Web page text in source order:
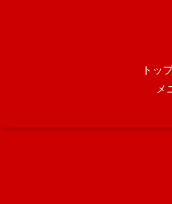
トッ
メ